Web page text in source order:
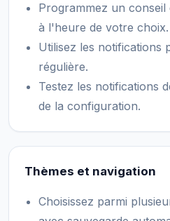
Programmez un conseil
à l'heure de votre choix.
Utilisez les notifications
régulière.
Testez les notifications
de la configuration.
Thèmes et navigation
Choisissez parmi